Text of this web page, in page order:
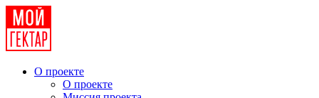
О проекте
О проекте